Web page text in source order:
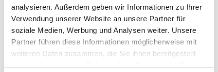
analysieren. Außerdem geben wir Informationen zu Ihrer
Verwendung unserer Website an unsere Partner für
soziale Medien, Werbung und Analysen weiter. Unsere
Partner führen diese Informationen möglicherweise mit
weiteren Daten zusammen, die Sie ihnen bereitgestellt
Im Final schlägt er mit dem Norweger Nicolai Budkov Kjaer einen
der derzeit weltbesten Junioren mit 6:2, 7:6. In fünf Matches verlor
der Baselbieter keinen Satz.
Wir gratulieren Mika herzlich zu diesem tollen Sieg.
Merian Iselin Klinik cares about Sportler in der Region